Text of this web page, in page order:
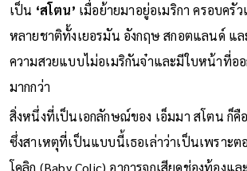
เป็น ‘สโตน’ เมื่อย้ายมาอยู่อเมริกา ครอบครั
หลายชาติทั้งเยอรมัน อังกฤษ สกอตแลนด์ แล
ความสวยแบบไม่อเมริกันจ๋าและมีใบหน้าที่อ
มากกว่า
สิ่งหนึ่งที่เป็นเอกลักษณ์ของ เอ็มมา สโตน ก็คื
ซึ่งสาเหตุที่เป็นแบบนี้เธอเล่าว่าเป็นเพราะต
โคลิก (Baby Colic) อาการจุกเสียดช่องท้องแ